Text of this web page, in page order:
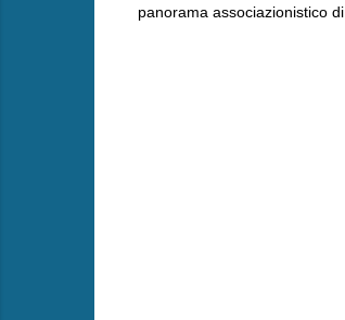
panorama associazionistico di